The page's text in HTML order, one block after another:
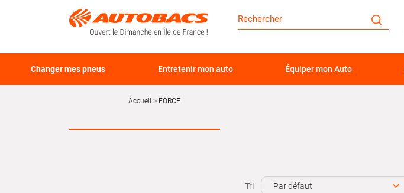
Changer mes pneus Entretenir mon auto Équiper mon Auto
Accueil FORCE
Tri Par défaut